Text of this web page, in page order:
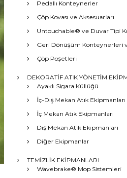
Pedallı Konteynerler
Çöp Kovası ve Aksesuarları
Untouchable® ve Duvar Tipi
Geri Dönüşüm Konteynerleri
Çöp Poşetleri
DEKORATİF ATIK YÖNETİM
Ayaklı Sigara Küllüğü
İç-Dış Mekan Atık Ekipmanları
İç Mekan Atık Ekipmanları
Dış Mekan Atık Ekipmanları
Diğer Ekipmanlar
TEMİZLİK EKİPMANLARI
Wavebrake® Mop Sistemleri